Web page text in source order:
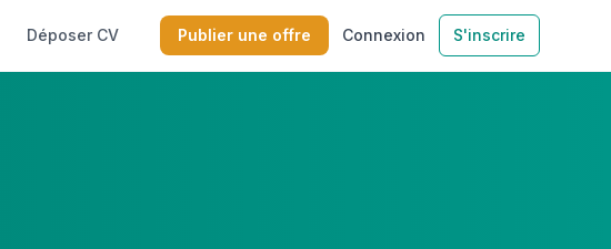
Déposer CV Publier une offre Connexion S'inscrire